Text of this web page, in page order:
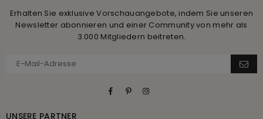
Erhalten Sie exklusive Vorschauangebote, indem Sie unseren
Newsletter abonnieren und einer Community von mehr als
3.000 Mitgliedern beitreten.
FacebookPinterest
UNSERE PARTNER